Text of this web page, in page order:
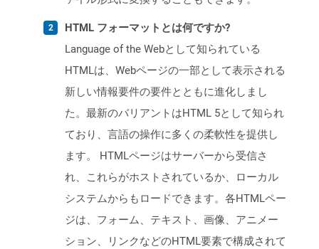
HTML フォーマットとは何ですか?
Language of the Webとして知られている
HTMLは、Webページの一部として表示される
新しい情報要件の要件とともに進化しまし
た。最新のバリアントはHTML 5として知られ
ており、言語の操作に多くの柔軟性を提供し
ます。 HTMLページはサーバーから受信さ
れ、これらがホストされているか、ローカル
システムからもロードできます。各HTMLペー
ジは、フォーム、テキスト、画像、アニメー
ション、リンクなどのHTML要素で構成されて